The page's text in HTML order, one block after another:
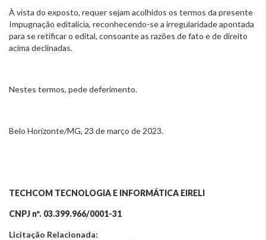
À vista do exposto, requer sejam acolhidos os termos da presente
Impugnação editalícia, reconhecendo-se a irregularidade apontada
para se retificar o edital, consoante as razões de fato e de direito
acima declinadas.
Nestes termos, pede deferimento.
Belo Horizonte/MG, 23 de março de 2023.
TECHCOM TECNOLOGIA E INFORMÁTICA EIRELI
CNPJ nº. 03.399.966/0001-31
Licitação Relacionada: